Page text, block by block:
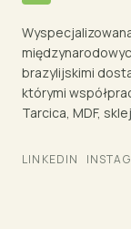
brazylijskimi
którymi
Tarcica, MDF,
LINKEDIN